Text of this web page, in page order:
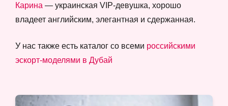
Карина — украинская VIP-девушка, хорошо
владеет английским, элегантная и сдержанная.
У нас также есть каталог со всеми российскими
эскорт-моделями в Дубай